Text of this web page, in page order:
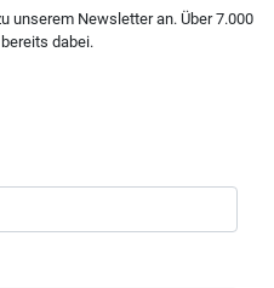
unserem Newsletter an. Über 7.000
dabei.